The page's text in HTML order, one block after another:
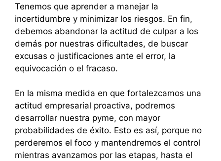
Tenemos que aprender a manejar la
incertidumbre y minimizar los riesgos. En fin,
debemos abandonar la actitud de culpar a los
demás por nuestras dificultades, de buscar
excusas o justificaciones ante el error, la
equivocación o el fracaso.
En la misma medida en que fortalezcamos una
actitud empresarial proactiva, podremos
desarrollar nuestra pyme, con mayor
probabilidades de éxito. Esto es así, porque no
perderemos el foco y mantendremos el control
mientras avanzamos por las etapas, hasta el